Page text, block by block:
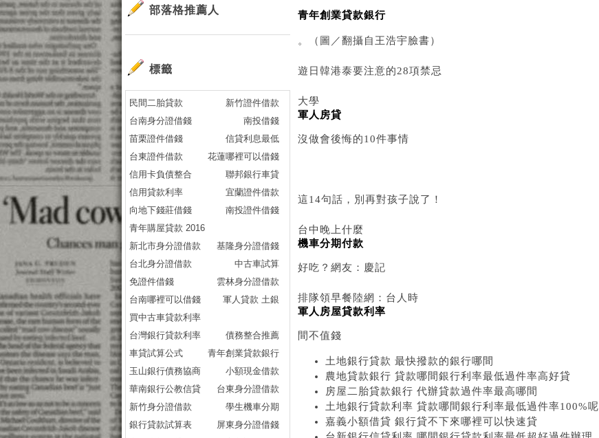
青年創業貸款銀行
。（圖／翻攝自王浩宇臉書）
遊日韓港泰要注意的28項禁忌
大學
軍人房貸
沒做會後悔的10件事情
這14句話，別再對孩子說了！
台中晚上什麼
機車分期付款
好吃？網友：慶記
排隊領早餐陸網：台人時
軍人房屋貸款利率
間不值錢
土地銀行貸款 最快撥款的銀行哪間
農地貸款銀行 貸款哪間銀行利率最低過件率高好貸
房屋二胎貸款銀行 代辦貸款過件率最高哪間
土地銀行貸款利率 貸款哪間銀行利率最低過件率100%呢
嘉義小額借貸 銀行貸不下來哪裡可以快速貸
部落格推薦人
標籤
民間二胎貸款
新竹證件借款
台南身分證借錢
南投借錢
苗栗證件借錢
信貸利息最低
台東證件借款
花蓮哪裡可以借錢
信用卡負債整合
聯邦銀行車貸
信用貸款利率
宜蘭證件借款
向地下錢莊借錢
南投證件借錢
青年購屋貸款 2016
新北市身分證借款
基隆身分證借錢
台北身分證借款
中古車試算
免證件借錢
雲林身分證借款
台南哪裡可以借錢
軍人貸款 土銀
買中古車貸款利率
台灣銀行貸款利率
債務整合推薦
車貸試算公式
青年創業貸款銀行
玉山銀行債務協商
小額現金借款
華南銀行公教信貸
台東身分證借款
新竹身分證借款
學生機車分期
銀行貸款試算表
屏東身分證借錢